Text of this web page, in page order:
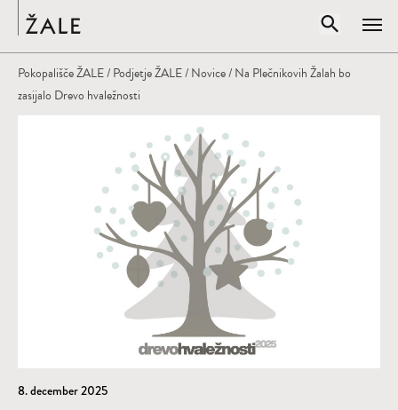
Odpri
Pokopališče ŽALE/Podjetje ŽALE/Novice/ Na Plečnikovih Žalah bo
zasijalo Drevo hvaležnosti
8. december 2025